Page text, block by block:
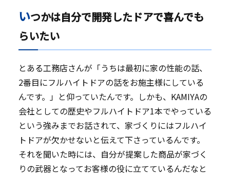
いつかは自分で開発したドアで喜んでも
らいたい
とある工務店さんが「うちは最初に家の性能の話、
2番目にフルハイトドアの話をお施主様にしている
んです。」と仰っていたんです。しかも、KAMIYAの
会社としての歴史やフルハイトドア1本でやっている
という強みまでお話されて、家づくりにはフルハイ
トドアが欠かせないと伝えて下さっているんです。
それを聞いた時には、自分が提案した商品が家づく
りの武器となってお客様の役に立てているんだなと